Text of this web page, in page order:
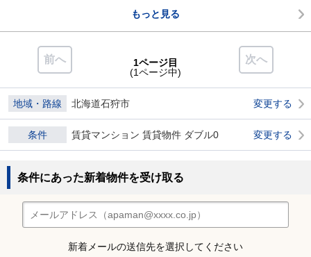
もっと見る
前へ 次へ
1ページ目
(1ページ中)
地域・路線 北海道石狩市 変更する
条件 賃貸マンション 賃貸物件 ダブル0 変更する
条件にあった新着物件を受け取る
新着メールの送信先を選択してください